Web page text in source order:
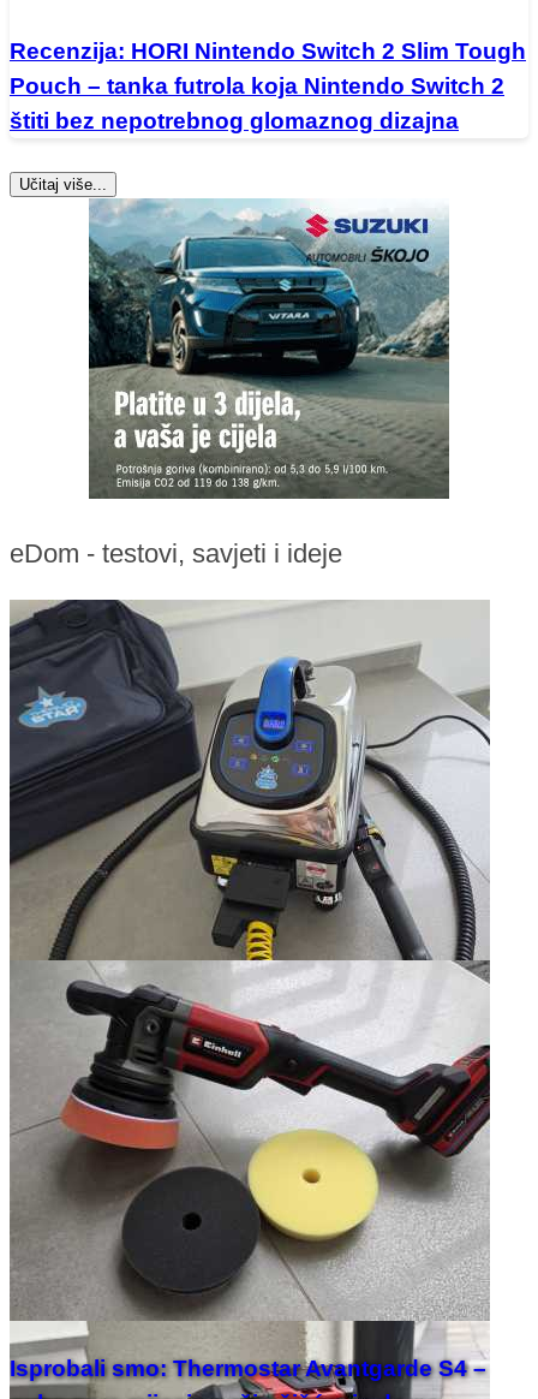
Recenzija: HORI Nintendo Switch 2 Slim Tough
Pouch – tanka futrola koja Nintendo Switch 2
štiti bez nepotrebnog glomaznog dizajna
Učitaj više...
eDom - testovi, savjeti i ideje
Isprobali smo: Thermostar Avantgarde S4 –